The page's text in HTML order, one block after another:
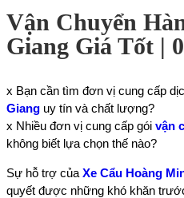
Vận Chuyển
Giang Giá Tốt |
x Bạn cần tìm đơn vị cung cấp
Giang uy tín và chất lượng?
x Nhiều đơn vị cung cấp gói vận
không biết lựa chọn thế nào?
Sự hỗ trợ của Xe Cẩu Hoàng
quyết được những khó khăn